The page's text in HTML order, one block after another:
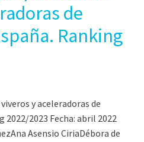
de
Ranking
y aceleradoras de
2022/2023 Fecha: abril 2022
Asensio CiriaDébora de